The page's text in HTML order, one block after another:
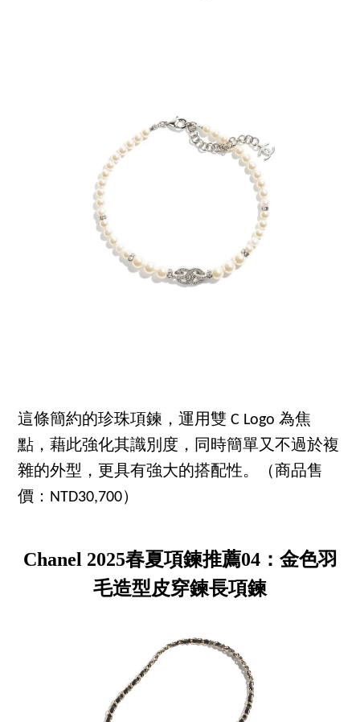
這條簡約的珍珠項鍊，運用雙 C Logo 為焦
點，藉此強化其識別度，同時簡單又不過於複
雜的外型，更具有強大的搭配性。（商品售
價：NTD30,700）
Chanel 2025春夏項鍊推薦04：金色羽
毛造型皮穿鍊長項鍊